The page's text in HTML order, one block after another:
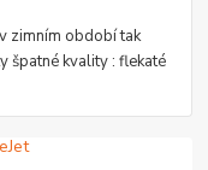
zimním období tak
špatné kvality : flekaté